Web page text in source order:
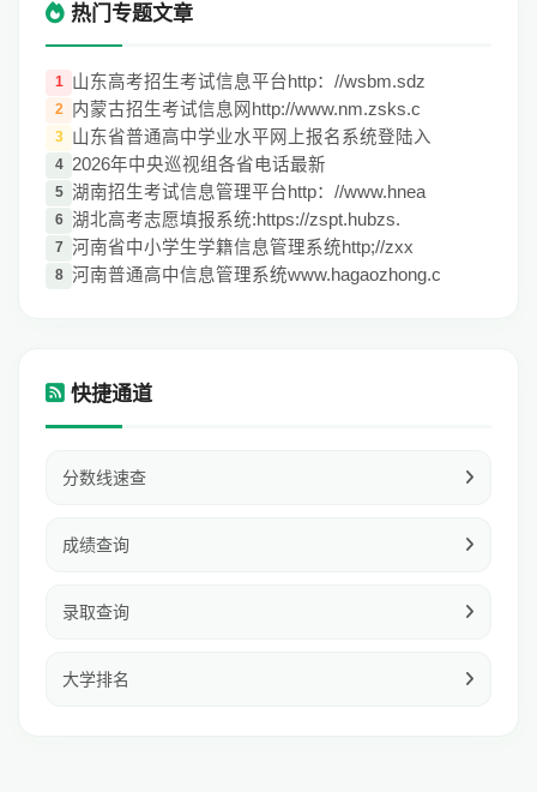
热门专题文章
1 山东高考招生考试信息平台http：//wsbm.sdz
2 内蒙古招生考试信息网http://www.nm.zsks.c
3 山东省普通高中学业水平网上报名系统登陆入
4 2026年中央巡视组各省电话最新
5 湖南招生考试信息管理平台http：//www.hnea
6 湖北高考志愿填报系统:https://zspt.hubzs.
7 河南省中小学生学籍信息管理系统http;//zxx
8 河南普通高中信息管理系统www.hagaozhong.c
快捷通道
分数线速查
成绩查询
录取查询
大学排名